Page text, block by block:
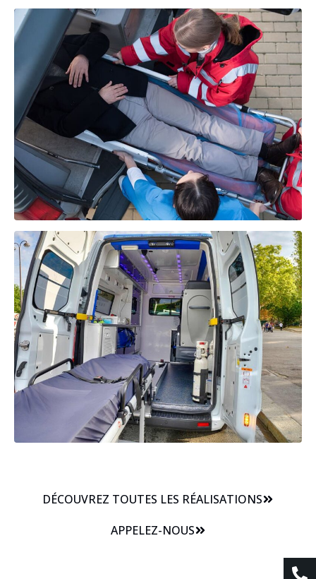
DÉCOUVREZ TOUTES LES RÉALISATIONS
APPELEZ-NOUS